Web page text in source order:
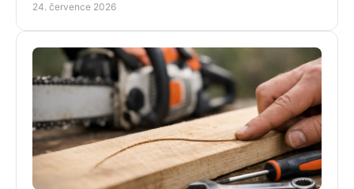
24. července 2026